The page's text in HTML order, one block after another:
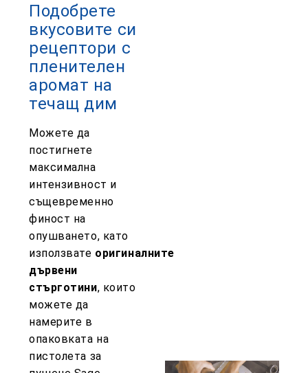
Подобрете
вкусовите си
рецептори с
пленителен
аромат на
течащ дим
Можете да
постигнете
максимална
интензивност и
същевременно
финост на
опушването, като
използвате оригиналните
дървени
стърготини, които
можете да
намерите в
опаковката на
пистолета за